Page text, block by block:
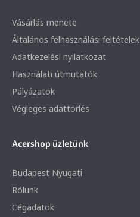
Vásárlás menete
Általános felhasználási feltételek
Adatkezelési nyilatkozat
Használati útmutatók
Pályázatok
Végleges adattörlés
Acershop üzletünk
Budapest Nyugati
Rólunk
Cégadatok